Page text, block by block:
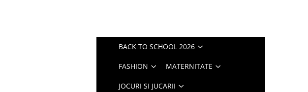
BACK TO SCHOOL 2026
FASHION MATERNITATE
JOCURI SI JUCARII